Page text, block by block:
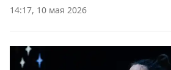
14:17, 10 мая 2026